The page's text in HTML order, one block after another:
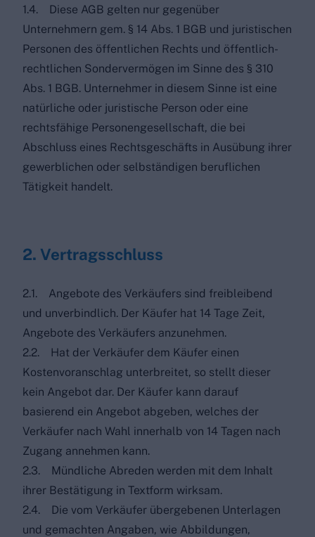
1.4. Diese AGB gelten nur gegenüber
Unternehmern gem. § 14 Abs. 1 BGB und juristischen
Personen des öffentlichen Rechts und öffentlich-
rechtlichen Sondervermögen im Sinne des § 310
Abs. 1 BGB. Unternehmer in diesem Sinne ist eine
natürliche oder juristische Person oder eine
rechtsfähige Personengesellschaft, die bei
Abschluss eines Rechtsgeschäfts in Ausübung ihrer
gewerblichen oder selbständigen beruflichen
Tätigkeit handelt.
2. Vertragsschluss
2.1. Angebote des Verkäufers sind freibleibend
und unverbindlich. Der Käufer hat 14 Tage Zeit,
Angebote des Verkäufers anzunehmen.
2.2. Hat der Verkäufer dem Käufer einen
Kostenvoranschlag unterbreitet, so stellt dieser
kein Angebot dar. Der Käufer kann darauf
basierend ein Angebot abgeben, welches der
Verkäufer nach Wahl innerhalb von 14 Tagen nach
Zugang annehmen kann.
2.3. Mündliche Abreden werden mit dem Inhalt
ihrer Bestätigung in Textform wirksam.
2.4. Die vom Verkäufer übergebenen Unterlagen
und gemachten Angaben, wie Abbildungen,